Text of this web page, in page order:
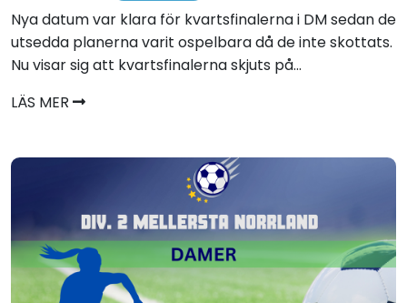
Nya datum var klara för kvartsfinalerna i DM sedan de
utsedda planerna varit ospelbara då de inte skottats.
Nu visar sig att kvartsfinalerna skjuts på...
LÄS MER